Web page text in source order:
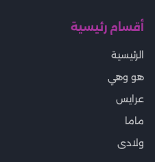
أقسام رئيسية
الرئيسية
هو وهي
عرايس
ماما
ولادى